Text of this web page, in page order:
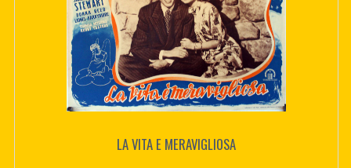
LA VITA E MERAVIGLIOSA